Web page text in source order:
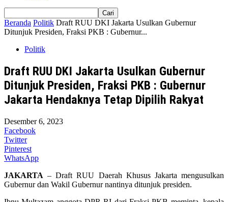
Beranda Politik Draft RUU DKI Jakarta Usulkan Gubernur
Ditunjuk Presiden, Fraksi PKB : Gubernur...
Politik
Draft RUU DKI Jakarta Usulkan Gubernur
Ditunjuk Presiden, Fraksi PKB : Gubernur
Jakarta Hendaknya Tetap Dipilih Rakyat
Desember 6, 2023
Facebook
Twitter
Pinterest
WhatsApp
JAKARTA – Draft RUU Daerah Khusus Jakarta mengusulkan
Gubernur dan Wakil Gubernur nantinya ditunjuk presiden.